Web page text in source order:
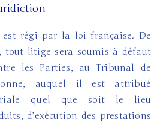
est régi par la loi française. De
tout litige sera soumis à défaut
les Parties, au Tribunal de
auquel il est attribué
quel que soit le lieu
d’exécution des prestations